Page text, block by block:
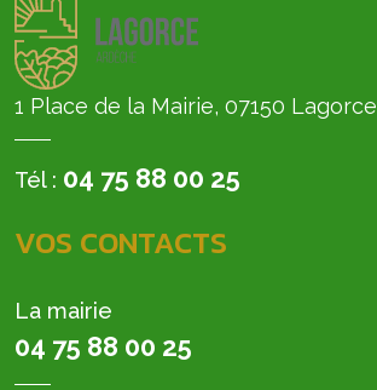
1 Place de la Mairie, 07150 Lagorce
Tél : 04 75 88 00 25
VOS CONTACTS
La mairie
04 75 88 00 25